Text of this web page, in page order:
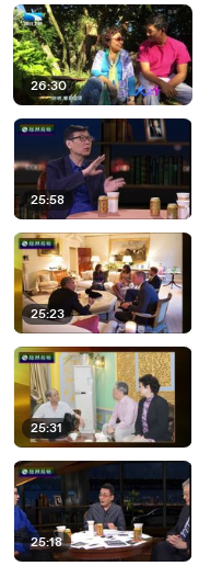
26:30
25:58
25:23
25:31
25:18